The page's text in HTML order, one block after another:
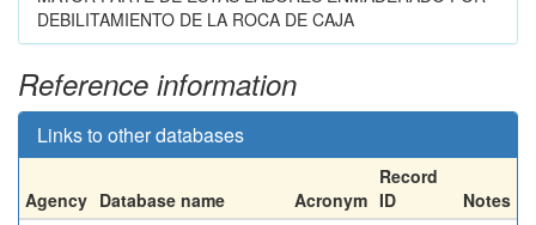
DEBILITAMIENTO DE LA ROCA DE CAJA
Reference information
Links to other databases
Agency Database name Acronym
Record
ID
Notes